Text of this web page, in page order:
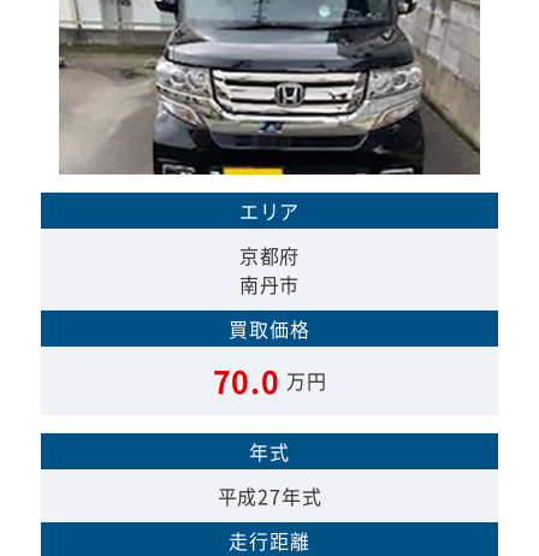
エリア
京都府
南丹市
買取価格
70.0 万円
年式
平成27年式
走行距離